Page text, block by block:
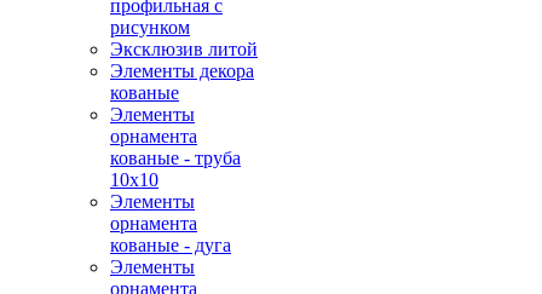
профильная с
рисунком
Эксклюзив литой
Элементы декора
кованые
Элементы
орнамента
кованые - труба
10х10
Элементы
орнамента
кованые - дуга
Элементы
орнамента